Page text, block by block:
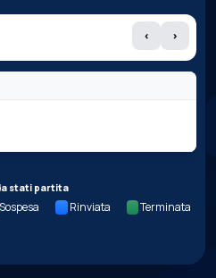
‹ ›
stati partita
Sospesa Rinviata Terminata